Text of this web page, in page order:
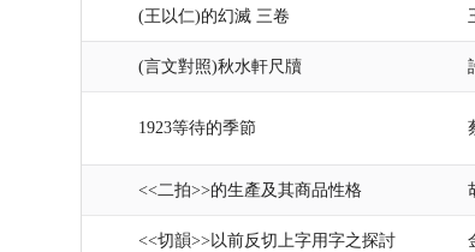
(王以仁)的幻滅 三卷
(言文對照)秋水軒尺牘
1923等待的季節
<<二拍>>的生產及其商品性格
<<切韻>>以前反切上字用字之探討